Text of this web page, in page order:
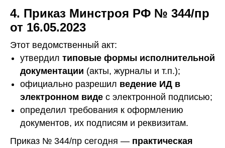
4. Приказ Минстроя РФ № 344/пр
от 16.05.2023
Этот ведомственный акт:
утвердил типовые формы исполнительной
документации (акты, журналы и т.п.);
официально разрешил ведение ИД в
электронном виде с электронной подписью;
определил требования к оформлению
документов, их подписям и реквизитам.
Приказ № 344/пр сегодня — практическая